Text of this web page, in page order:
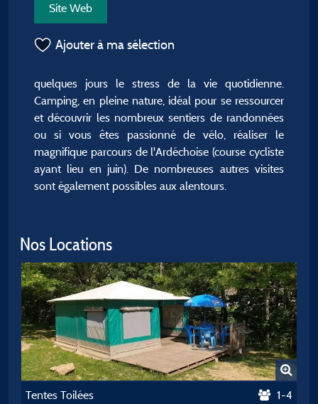
Site Web
Ajouter à ma sélection
quelques jours le stress de la vie quotidienne.
Camping, en pleine nature, idéal pour se ressourcer
et découvrir les nombreux sentiers de randonnées
ou si vous êtes passionné de vélo, réaliser le
magnifique parcours de l'Ardéchoise (course cycliste
ayant lieu en juin). De nombreuses autres visites
sont également possibles aux alentours.
Nos Locations
Tentes Toilées 1-4